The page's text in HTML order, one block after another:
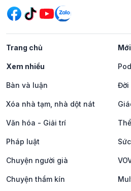
Trang chủ
Xem nhiều
Bàn và luận Đời
Xóa nhà tạm, nhà dột nát
Văn hóa - Giải trí
Pháp luật
Chuyện người già
Chuyện thầm kín